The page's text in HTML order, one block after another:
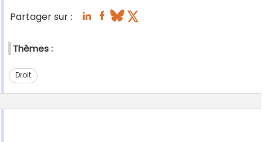
Partager sur :
Thèmes :
Droit